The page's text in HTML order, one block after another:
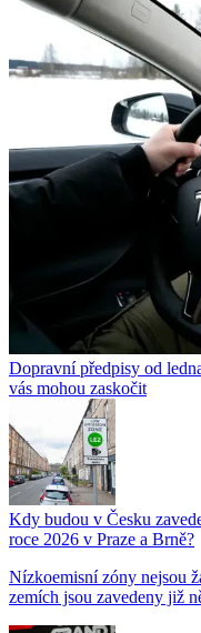
Dopravní předpisy od
vás mohou zaskočit
Kdy budou v Česku
roce 2026 v Praze a Brně?
Nízkoemisní zóny nejsou
zemích jsou zavedeny již